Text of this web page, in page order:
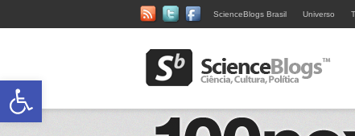
ScienceBlogs Brasil Universo
Abrir a barra de ferramentas